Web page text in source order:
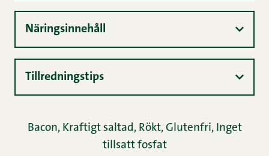
Näringsinnehåll
Tillredningstips
Bacon, Kraftigt saltad, Rökt, Glutenfri, Inget
tillsatt fosfat